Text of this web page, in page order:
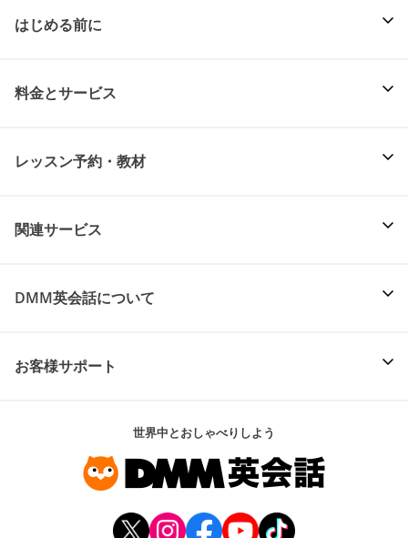
はじめる前に
料金とサービス
レッスン予約・教材
関連サービス
DMM英会話について
お客様サポート
世界中とおしゃべりしよう